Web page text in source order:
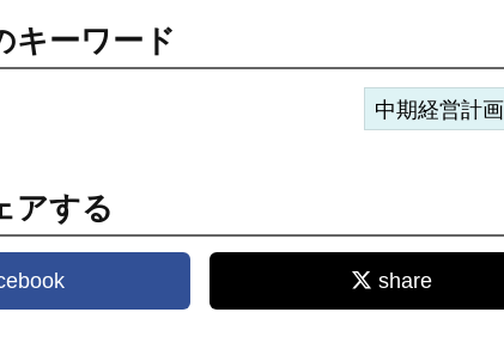
キーワード
中期経営計画
アする
share